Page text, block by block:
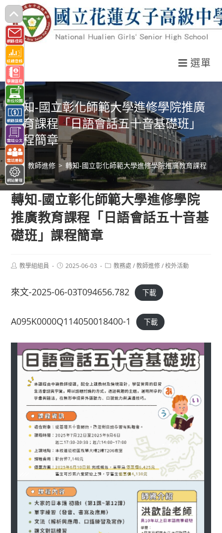
跳
轉
至
主
要
內
容
選單
轉知-國立彰化師範大學進修學院推廣
教育課程「日語會話五十音基礎班」
課程簡章
> 教師進修 > 轉知-國立彰化師範大學進修學院推廣教育課程「
轉知-國立彰化師範大學進修學院
推廣教育課程「日語會話五十音基
礎班」課程簡章
Post教學組組員
Post2025-06-03
Post教務處 / 教師進修 / 校外活動
來文-2025-06-03T094656.782 下載
A095K0000Q114050018400-1 下載